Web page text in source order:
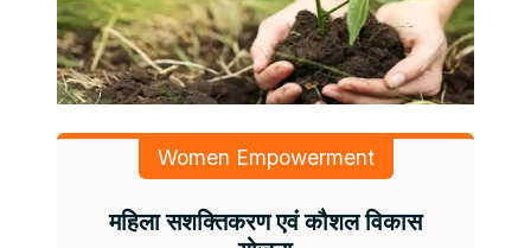
Women Empowerment
महिला सशक्तिकरण एवं कौशल विकास